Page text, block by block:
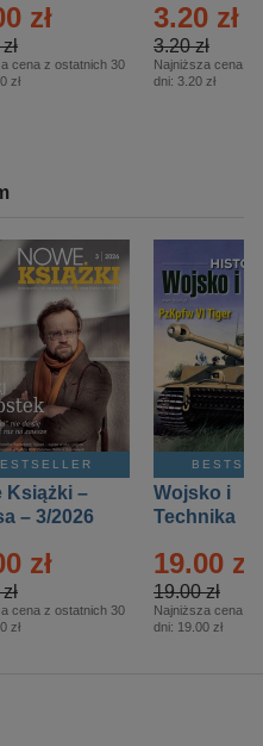
zł
cena z ostatnich 30
zł
3.20 zł
3.20 zł
Najniższa cena z
dni: 3.20 zł
Książki –
– 3/2026
zł
cena z ostatnich 30
zł
Wojsko i
Technika
– 2/2026
19.00 zł
19.00 zł
Najniższa cena z
dni: 19.00 zł